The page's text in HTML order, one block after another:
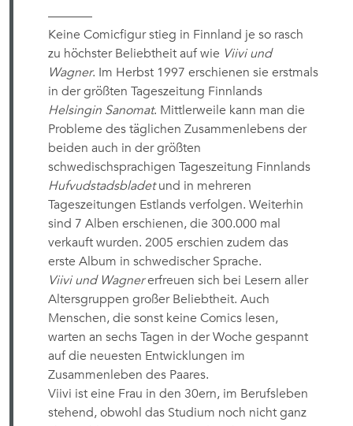
———–
Keine Comicfigur stieg in Finnland je so rasch
zu höchster Beliebtheit auf wie Viivi und
Wagner. Im Herbst 1997 erschienen sie erstmals
in der größten Tageszeitung Finnlands
Helsingin Sanomat. Mittlerweile kann man die
Probleme des täglichen Zusammenlebens der
beiden auch in der größten
schwedischsprachigen Tageszeitung Finnlands
Hufvudstadsbladetund in mehreren
Tageszeitungen Estlands verfolgen. Weiterhin
sind 7 Alben erschienen, die 300.000 mal
verkauft wurden. 2005 erschien zudem das
erste Album in schwedischer Sprache.
Viivi und Wagnererfreuen sich bei Lesern aller
Altersgruppen großer Beliebtheit. Auch
Menschen, die sonst keine Comics lesen,
warten an sechs Tagen in der Woche gespannt
auf die neuesten Entwicklungen im
Zusammenleben des Paares.
Viivi ist eine Frau in den 30ern, im Berufsleben
stehend, obwohl das Studium noch nicht ganz